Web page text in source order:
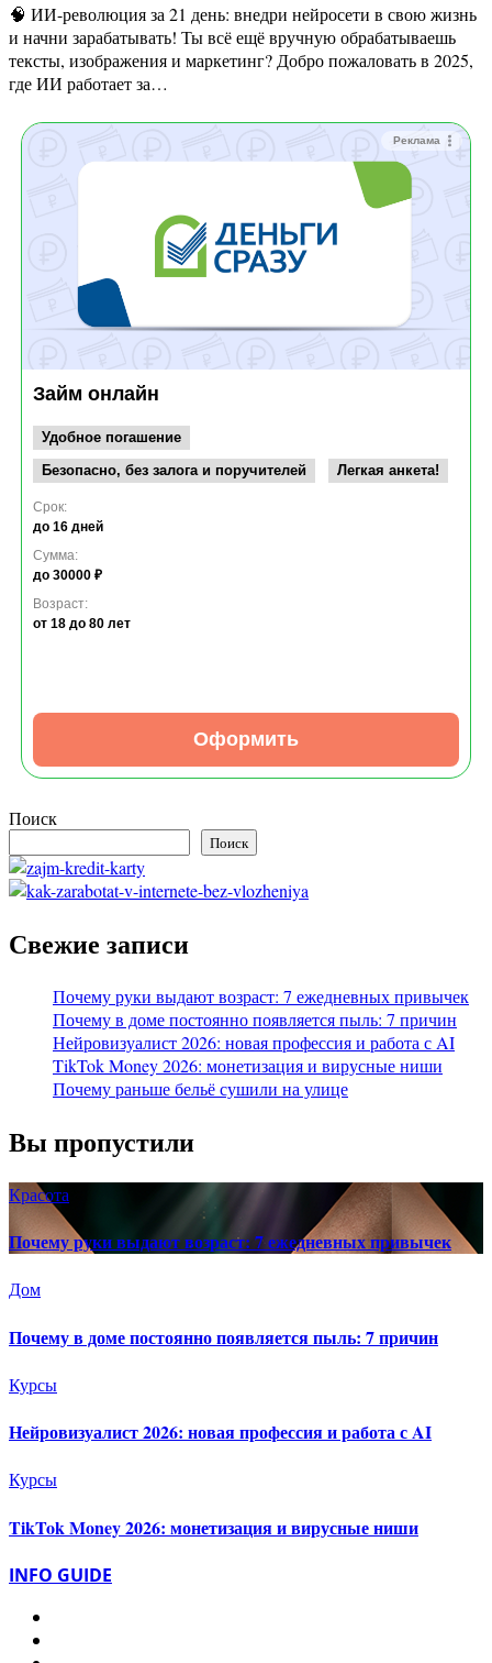
🧠 ИИ-революция за 21 день: внедри нейросети в свою жизнь
и начни зарабатывать! Ты всё ещё вручную обрабатываешь
тексты, изображения и маркетинг? Добро пожаловать в 2025,
где ИИ работает за…
Реклама
Займ онлайн
Удобное погашение
Безопасно, без залога и поручителей
Легкая анкета!
Срок:
до 16 дней
Сумма:
до 30000 ₽
Возраст:
от 18 до 80 лет
Оформить
Поиск
Поиск
Свежие записи
Почему руки выдают возраст: 7 ежедневных привычек
Почему в доме постоянно появляется пыль: 7 причин
Нейровизуалист 2026: новая профессия и работа с AI
TikTok Money 2026: монетизация и вирусные ниши
Почему раньше бельё сушили на улице
Вы пропустили
Красота
Почему руки выдают возраст: 7 ежедневных привычек
Дом
Почему в доме постоянно появляется пыль: 7 причин
Курсы
Нейровизуалист 2026: новая профессия и работа с AI
Курсы
TikTok Money 2026: монетизация и вирусные ниши
INFO GUIDE